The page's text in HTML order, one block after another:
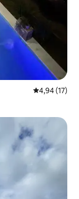
Évaluation
4,94 (17)